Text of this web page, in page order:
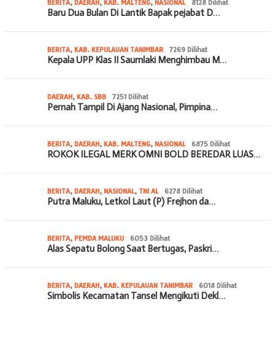
BERITA, DAERAH, KAB. MALTENG, NASIONAL 8128 Dilihat
Baru Dua Bulan Di Lantik Bapak pejabat D…
BERITA, KAB. KEPULAUAN TANIMBAR 7269 Dilihat
Kepala UPP Klas II Saumlaki Menghimbau M…
DAERAH, KAB. SBB 7251 Dilihat
Pernah Tampil Di Ajang Nasional, Pimpina…
BERITA, DAERAH, KAB. MALTENG, NASIONAL 6875 Dilihat
ROKOK ILEGAL MERK OMNI BOLD BEREDAR LUAS…
BERITA, DAERAH, NASIONAL, TNI AL 6278 Dilihat
Putra Maluku, Letkol Laut (P) Frejhon da…
BERITA, PEMDA MALUKU 6053 Dilihat
Alas Sepatu Bolong Saat Bertugas, Paskri…
BERITA, DAERAH, KAB. KEPULAUAN TANIMBAR 6018 Dilihat
Simbolis Kecamatan Tansel Mengikuti Dekl…